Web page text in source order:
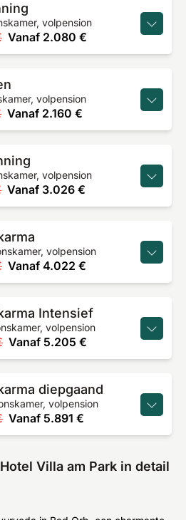
volpension
Vanaf 2.080 €
volpension
Vanaf 2.160 €
volpension
Vanaf 3.026 €
volpension
Vanaf 4.022 €
Intensief
volpension
Vanaf 5.205 €
diepgaand
volpension
Vanaf 5.891 €
Villa am Park in detail